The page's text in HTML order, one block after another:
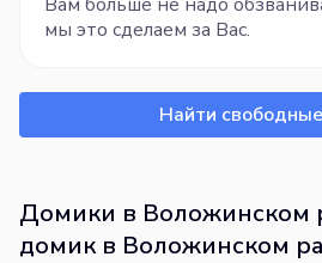
мы это сделаем за Вас.
Найти
Домики в Воложинском
домик в Воложинском